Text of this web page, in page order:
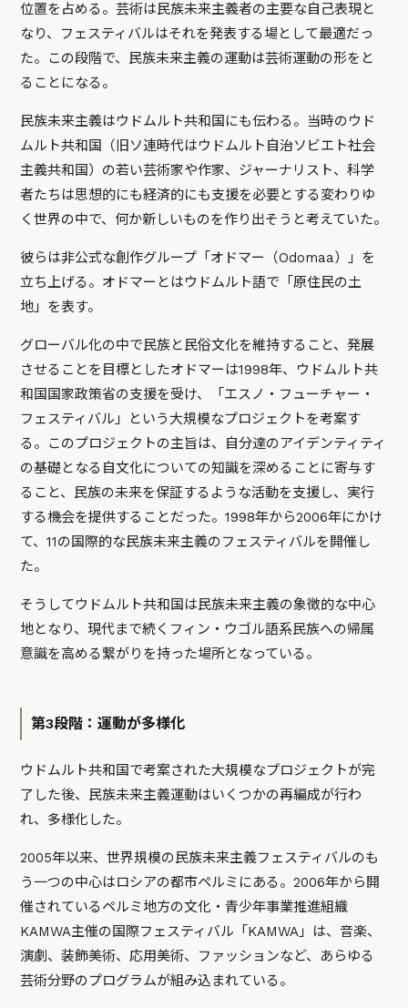
位置を占める。芸術は民族未来主義者の主要な自己表現と
なり、フェスティバルはそれを発表する場として最適だっ
た。この段階で、民族未来主義の運動は芸術運動の形をと
ることになる。
民族未来主義はウドムルト共和国にも伝わる。当時のウド
ムルト共和国（旧ソ連時代はウドムルト自治ソビエト社会
主義共和国）の若い芸術家や作家、ジャーナリスト、科学
者たちは思想的にも経済的にも支援を必要とする変わりゆ
く世界の中で、何か新しいものを作り出そうと考えていた。
彼らは非公式な創作グループ「オドマー（Odomaa）」を
立ち上げる。オドマーとはウドムルト語で「原住民の土
地」を表す。
グローバル化の中で民族と民俗文化を維持すること、発展
させることを目標としたオドマーは1998年、ウドムルト共
和国国家政策省の支援を受け、「エスノ・フューチャー・
フェスティバル」という大規模なプロジェクトを考案す
る。このプロジェクトの主旨は、自分達のアイデンティティ
の基礎となる自文化についての知識を深めることに寄与す
ること、民族の未来を保証するような活動を支援し、実行
する機会を提供することだった。1998年から2006年にかけ
て、11の国際的な民族未来主義のフェスティバルを開催し
た。
そうしてウドムルト共和国は民族未来主義の象徴的な中心
地となり、現代まで続くフィン・ウゴル語系民族への帰属
意識を高める繋がりを持った場所となっている。
第3段階：運動が多様化
ウドムルト共和国で考案された大規模なプロジェクトが完
了した後、民族未来主義運動はいくつかの再編成が行わ
れ、多様化した。
2005年以来、世界規模の民族未来主義フェスティバルのも
う一つの中心はロシアの都市ペルミにある。2006年から開
催されているペルミ地方の文化・青少年事業推進組織
KAMWA主催の国際フェスティバル「KAMWA」は、音楽、
演劇、装飾美術、応用美術、ファッションなど、あらゆる
芸術分野のプログラムが組み込まれている。